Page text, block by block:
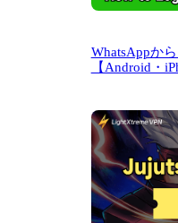
WhatsAppか
【Android・